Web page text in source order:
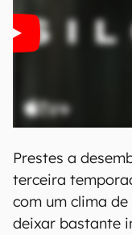
Prestes a
terceira
com um clima
deixar bastante